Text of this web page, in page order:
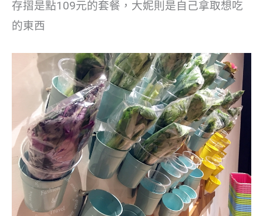
存摺是點109元的套餐，大妮則是自己拿取想吃
的東西